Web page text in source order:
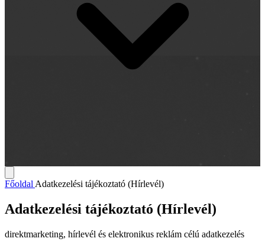
Főoldal Adatkezelési tájékoztató (Hírlevél)
Adatkezelési tájékoztató (Hírlevél)
direktmarketing, hírlevél és elektronikus reklám célú adatkezelés